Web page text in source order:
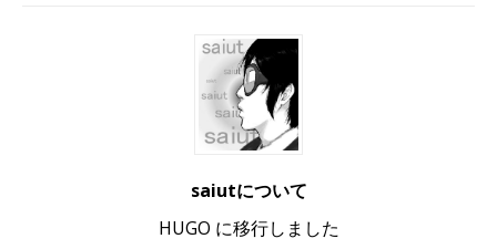
saiutについて
HUGO に移行しました